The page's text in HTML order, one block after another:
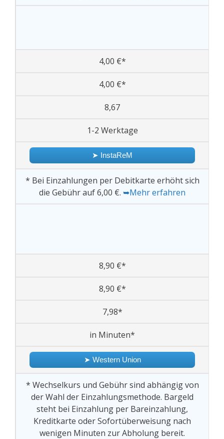
4,00 €*
4,00 €*
8,67
1-2 Werktage
➤ InstaReM
* Bei Einzahlungen per Debitkarte erhöht sich
die Gebühr auf 6,00 €. ➥Mehr erfahren
8,90 €*
8,90 €*
7,98*
in Minuten*
➤ Western Union
* Wechselkurs und Gebühr sind abhängig von
der Wahl der Einzahlungsmethode. Bargeld
steht bei Einzahlung per Bareinzahlung,
Kreditkarte oder Sofortüberweisung nach
wenigen Minuten zur Abholung bereit.